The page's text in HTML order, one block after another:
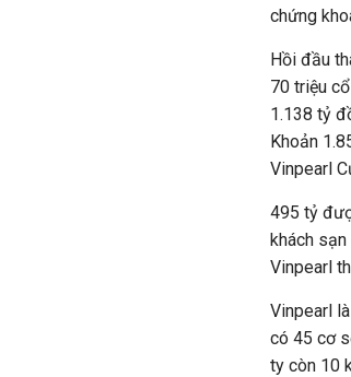
chứng
Hồi đầu
70 triệu
1.138 tỷ
Khoản
Vinpearl
495 tỷ
khách
Vinpearl
Vinpearl
có 45 cơ
ty còn 10